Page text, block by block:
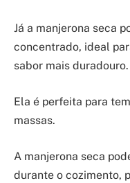
Já a manjerona seca
concentrado, ideal
sabor mais duradouro.
Ela é perfeita para
massas.
A manjerona seca
durante o cozimento,